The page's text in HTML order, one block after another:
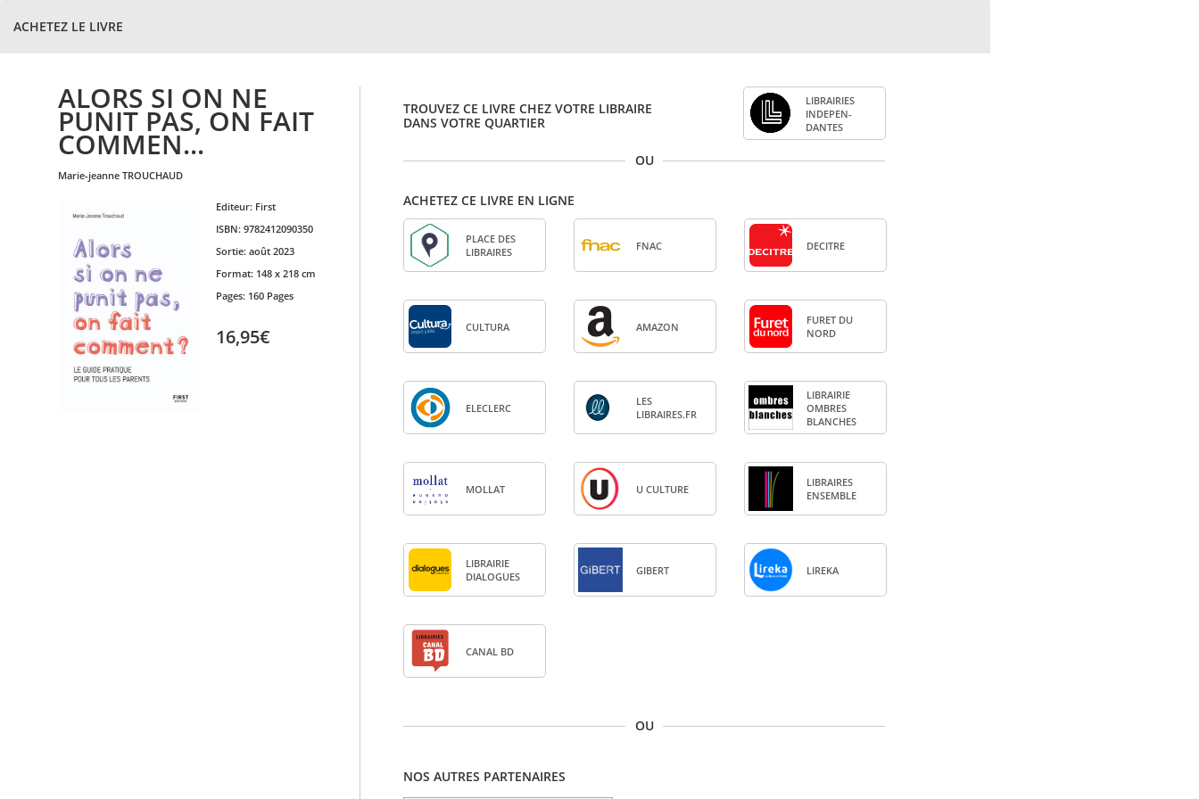
ACHETEZ LE LIVRE
ALORS SI ON NE
PUNIT PAS, ON FAIT
COMMEN...
marie-jeanne TROUCHAUD
Editeur: First
ISBN: 9782412090350
Sortie: août 2023
Format: 148 x 218 cm
Pages: 160 Pages
16,95€
TROUVEZ CE LIVRE CHEZ VOTRE LIBRAIRE
DANS VOTRE QUARTIER
LIBRAI­RIES
INDE­PEN­
DANTES
OU
ACHETEZ CE LIVRE EN LIGNE
PLACE DES
LIBRAIRES
FNAC DECITRE
CULTURA AMA­ZON
FURET DU
NORD
ELE­CLERC
LES
LIBRAIRES.FR
LIBRAI­RIE
OMBRES
BLANCHES
MOL­LAT U CULTURE
LIBRAIRES
ENSEMBLE
LIBRAI­RIE
DIA­LOGUES
GIBERT LIREKA
CANAL BD
OU
NOS AUTRES PARTENAIRES